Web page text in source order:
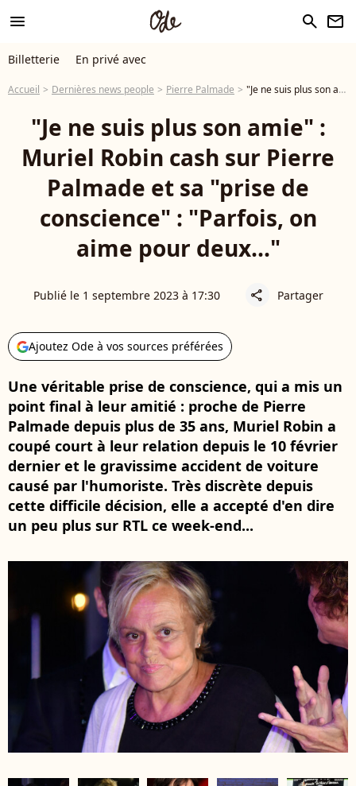
menu search newsletter
Billetterie En privé avec
Accueil Dernières news people Pierre Palmade "Je ne suis plus son amie" : Muriel Robin cash sur Pierre Palmade et sa "prise de conscience" : "Parfois, on aime pour deux..."
"Je ne suis plus son amie" :
Muriel Robin cash sur Pierre
Palmade et sa "prise de
conscience" : "Parfois, on
aime pour deux..."
Publié le 1 septembre 2023 à 17:30 share Partager
Ajoutez Ode à vos sources préférées
Une véritable prise de conscience, qui a mis un
point final à leur amitié : proche de Pierre
Palmade depuis plus de 35 ans, Muriel Robin a
coupé court à leur relation depuis le 10 février
dernier et le gravissime accident de voiture
causé par l'humoriste. Très discrète depuis
cette difficile décision, elle a accepté d'en dire
un peu plus sur RTL ce week-end...